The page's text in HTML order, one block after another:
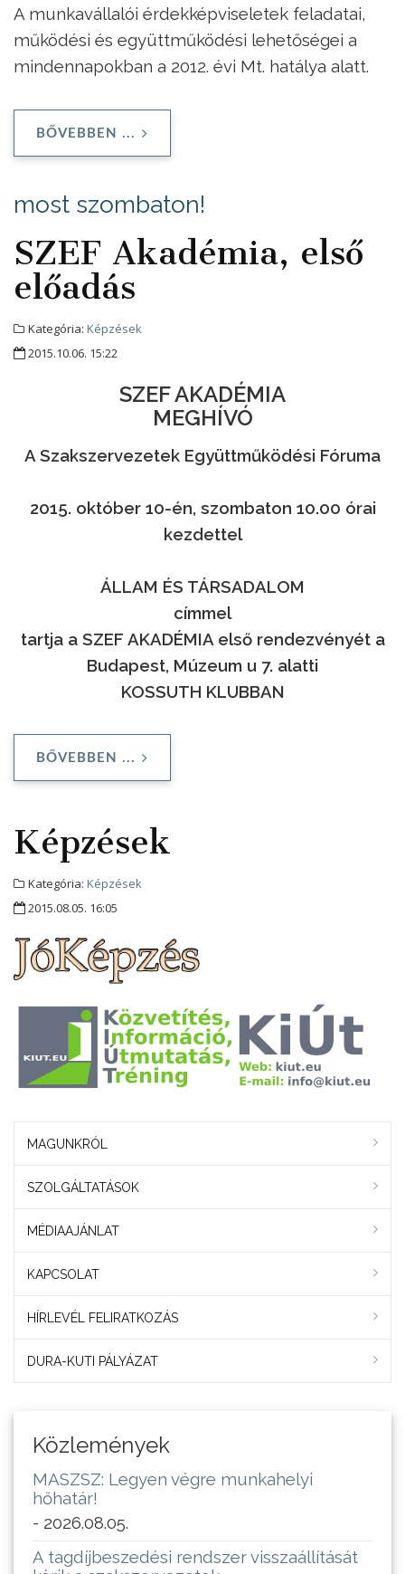
A munkavállalói érdekképviseletek feladatai,
működési és együttműködési lehetőségei a
mindennapokban a 2012. évi Mt. hatálya alatt.
BŐVEBBEN ...
most szombaton!
SZEF Akadémia, első
előadás
Kategória: Képzések
2015.10.06. 15:22
SZEF AKADÉMIA
MEGHÍVÓ
A Szakszervezetek Együttműködési Fóruma
2015. október 10-én, szombaton 10.00 órai
kezdettel
ÁLLAM ÉS TÁRSADALOM
címmel
tartja a SZEF AKADÉMIA első rendezvényét a
Budapest, Múzeum u 7. alatti
KOSSUTH KLUBBAN
BŐVEBBEN ...
Képzések
Kategória: Képzések
2015.08.05. 16:05
MAGUNKRÓL
SZOLGÁLTATÁSOK
MÉDIAAJÁNLAT
KAPCSOLAT
HÍRLEVÉL FELIRATKOZÁS
DURA-KUTI PÁLYÁZAT
Közlemények
MASZSZ: Legyen végre munkahelyi
hőhatár!
- 2026.08.05.
A tagdíjbeszedési rendszer visszaállítását